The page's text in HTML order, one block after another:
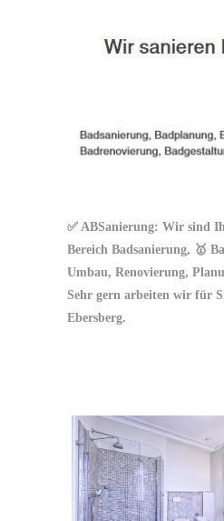
✅ ABSanierung: Wir sind
Bereich Badsanierung, 🥇
Umbau, Renovierung,
Sehr gern arbeiten wir für
Ebersberg.